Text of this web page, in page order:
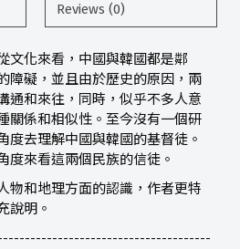
Reviews (0)
文化來看，中國與韓國都是鄰
障礙，並且由於歷史的原因，兩
通和來往，同時，似乎不多人意
關係和相似性。至今沒有一個研
度去理解中國與韓國的基督徒。
度來看這兩個民族的信徒。
物和地理方面的認識，作者更特
說明。